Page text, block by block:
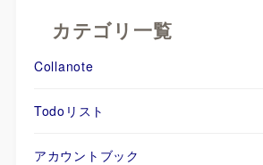
カテゴリ一覧
Collanote
Todoリスト
アカウントブック